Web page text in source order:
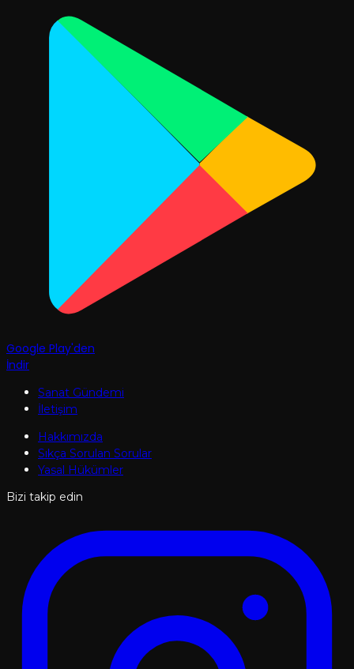
Google Play'den
İndir
Sanat Gündemi
İletişim
Hakkımızda
Sıkça Sorulan Sorular
Yasal Hükümler
Bizi takip edin